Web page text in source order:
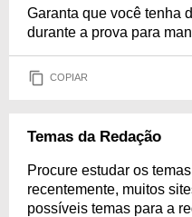
Garanta que você tenha
durante a prova para
COPIAR
Temas da Redação
Procure estudar os
recentemente, muitos
possíveis temas para a